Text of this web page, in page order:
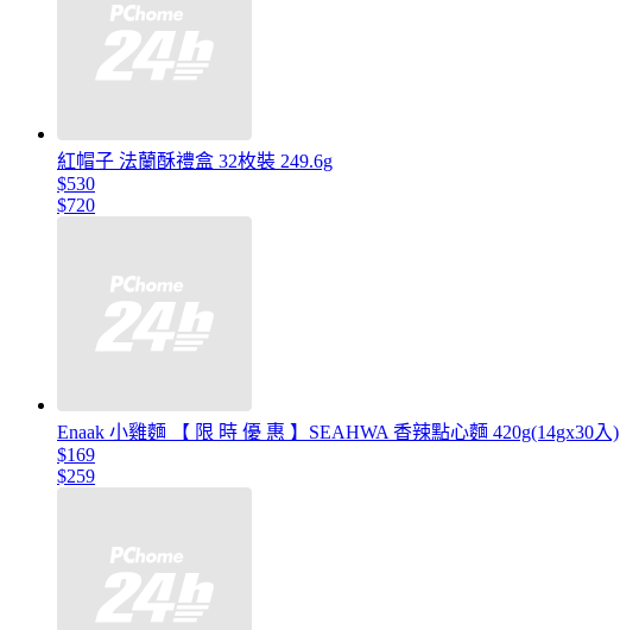
紅帽子 法蘭酥禮盒 32枚裝 249.6g
$530
$720
Enaak 小雞麵 【 限 時 優 惠 】SEAHWA 香辣點心麵 420g(14gx30入)
$169
$259